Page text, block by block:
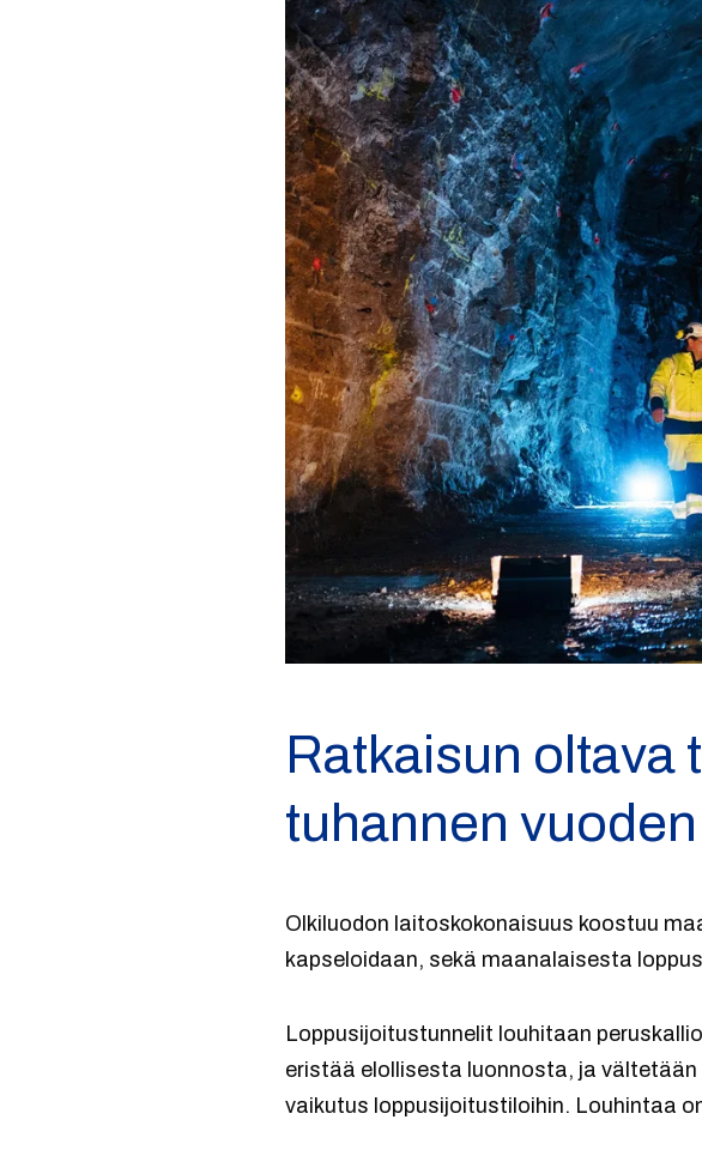
Ratkaisun oltava
tuhannen
Olkiluodon laitoskokonaisuus koostuu
kapseloidaan, sekä maanalaisesta
Loppusijoitustunnelit louhitaan
eristää elollisesta luonnosta, ja
vaikutus loppusijoitustiloihin. Louhintaa